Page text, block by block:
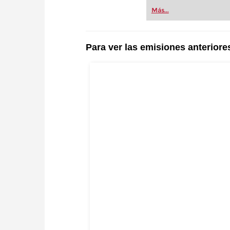
Más...
Para ver las emisiones